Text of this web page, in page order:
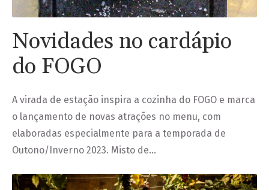
Novidades no cardápio
do FOGO
A virada de estação inspira a cozinha do FOGO e marca
o lançamento de novas atrações no menu, com
elaboradas especialmente para a temporada de
Outono/Inverno 2023. Misto de…